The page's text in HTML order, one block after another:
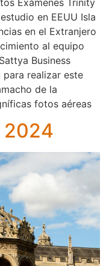
Exámenes Trinity
en EEUU Isla
en el Extranjero
al equipo
Business
realizar este
de la
fotos aéreas
2024